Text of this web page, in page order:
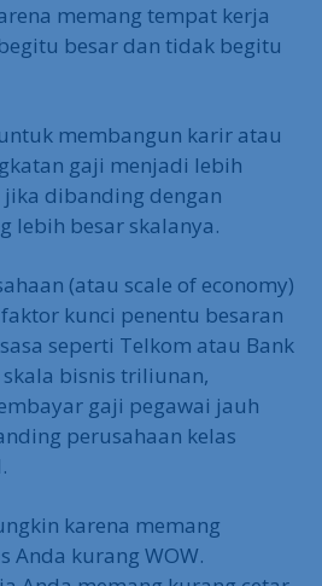
memang tempat kerja
besar dan tidak begitu
membangun karir atau
gaji menjadi lebih
dibanding dengan
lebih besar skalanya.
(atau scale of economy)
kunci penentu besaran
seperti Telkom atau Bank
bisnis triliunan,
gaji pegawai jauh
perusahaan kelas
karena memang
Anda kurang WOW.